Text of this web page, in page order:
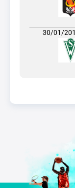
30/01/